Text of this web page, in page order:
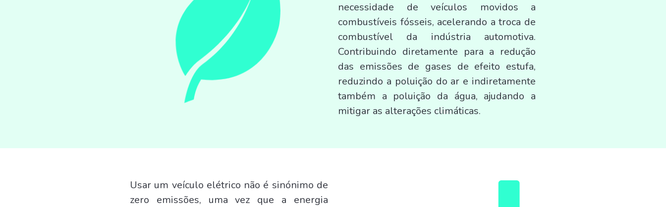
necessidade de veículos movidos a
combustíveis fósseis, acelerando a troca de
combustível da indústria automotiva.
Contribuindo diretamente para a redução
das emissões de gases de efeito estufa,
reduzindo a poluição do ar e indiretamente
também a poluição da água, ajudando a
mitigar as alterações climáticas.
Usar um veículo elétrico não é sinónimo de
zero emissões, uma vez que a energia